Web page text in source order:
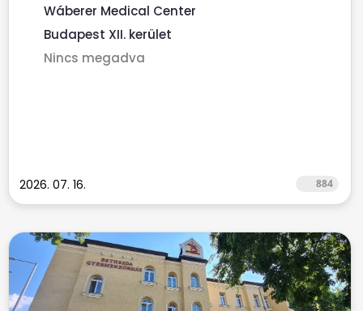
Wáberer Medical Center
Budapest XII. kerület
Nincs megadva
2026. 07. 16. 884